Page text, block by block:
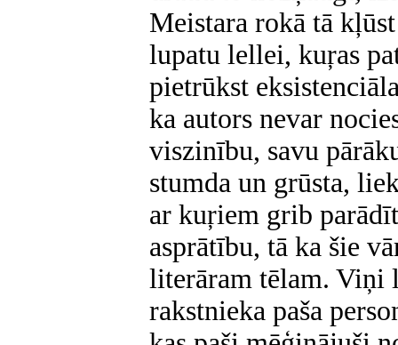
Meistara rokā tā
lupatu lellei, kuŗas
pietrūkst
ka autors nevar
viszinību, savu
stumda un grūsta,
ar kuŗiem grib
asprātību, tā ka šie
literāram tēlam. Viņi
rakstnieka paša